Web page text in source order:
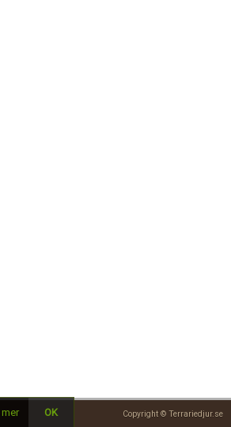
Copyright © Terrariedjur.se
OK